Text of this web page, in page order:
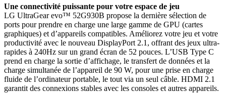
Une connectivité puissante pour votre espace de jeu
LG UltraGear evo™ 52G930B propose la dernière sélection de
ports pour prendre en charge une large gamme de GPU (cartes
graphiques) et d’appareils compatibles. Améliorez votre jeu et votre
productivité avec le nouveau DisplayPort 2.1, offrant des jeux ultra-
rapides à 240Hz sur un grand écran de 52 pouces. L’USB Type C
prend en charge la sortie d’affichage, le transfert de données et la
charge simultanée de l’appareil de 90 W, pour une prise en charge
fluide de l’ordinateur portable, le tout via un seul câble. HDMI 2.1
garantit des connexions stables avec les consoles et autres appareils.